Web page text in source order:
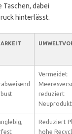
dabei
hinterlässt.
Vermeidet
reduziert
Reduziert
hohe